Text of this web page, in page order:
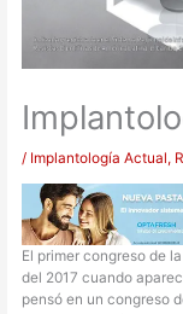
/ Implantología Actual,
El primer congreso de
del 2017 cuando
pensó en un congreso